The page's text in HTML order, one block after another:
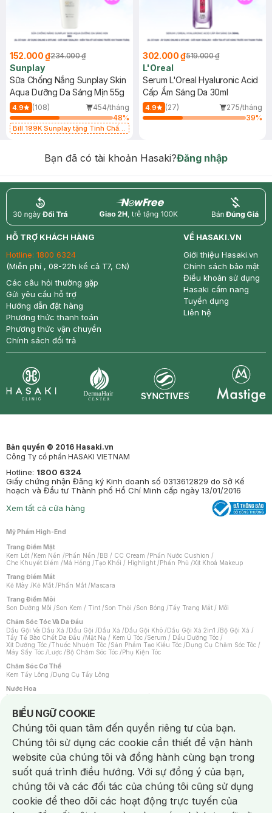
152.000 ₫234.000 ₫
Sunplay
Sữa Chống Nắng Sunplay Skin
Aqua Dưỡng Da Sáng Mịn 55g
4.9 (108)
454/tháng
48%
Bill 199K Sunplay tặng Tinh Chất
302.000 ₫519.000 ₫
L'Oreal
Serum L'Oreal Hyaluronic Acid
Cấp Ẩm Sáng Da 30ml
4.9 (27)
275/tháng
39%
Bạn đã có tài khoản Hasaki?Đăng nhập
return nowfree price
HỖ TRỢ KHÁCH HÀNG
Hotline: 1800 6324
(Miễn phí , 08-22h kể cả T7, CN)
Các câu hỏi thường gặp
Gửi yêu cầu hỗ trợ
Hướng dẫn đặt hàng
Phương thức thanh toán
Phương thức vận chuyển
Chính sách đổi trả
VỀ HASAKI.VN
Giới thiệu Hasaki.vn
Chính sách bảo mật
Điều khoản sử dụng
Hasaki cẩm nang
Tuyển dụng
Liên hệ
Bản quyền © 2016 Hasaki.vn
Công Ty cổ phần HASAKI VIETNAM
Hotline: 1800 6324
Giấy chứng nhận Đăng ký Kinh doanh số 0313612829 do Sở Kế
hoạch và Đầu tư Thành phố Hồ Chí Minh cấp ngày 13/01/2016
Xem tất cả cửa hàng
Mỹ Phẩm High-End
Trang Điểm Mặt
Kem Lót /Kem Nền /Phấn Nền /BB / CC Cream /Phấn Nước Cushion /
Che Khuyết Điểm /Má Hồng /Tạo Khối / Highlight /Phấn Phủ /Xịt Khoá Makeup
Trang Điểm Mắt
Kẻ Mày /Kẻ Mắt /Phấn Mắt /Mascara
Trang Điểm Môi
Son Dưỡng Môi /Son Kem / Tint /Son Thỏi /Son Bóng /Tẩy Trang Mắt / Môi
Chăm Sóc Tóc Và Da Đầu
Dầu Gội Và Dầu Xả /Dầu Gội /Dầu Xả /Dầu Gội Khô /Dầu Gội Xả 2in1 /Bộ Gội Xả /
Tẩy Tế Bào Chết Da Đầu /Mặt Nạ / Kem Ủ Tóc /Serum / Dầu Dưỡng Tóc /
Xịt Dưỡng Tóc /Thuốc Nhuộm Tóc /Sản Phẩm Tạo Kiểu Tóc /Dụng Cụ Chăm Sóc Tóc /
Máy Sấy Tóc /Lược /Bộ Chăm Sóc Tóc /Phụ Kiện Tóc
Chăm Sóc Cơ Thể
Kem Tẩy Lông /Dụng Cụ Tẩy Lông
Nước Hoa
Nước Hoa Nữ
Chăm Sóc Cá Nhân
Chống Muỗi /Khẩu Trang /Máy Massage/Mặt Nạ Xông Hơi /Nước Rửa Tay/
Sản Phẩm Chăm Sóc Khác /Bàn Chải Đánh Răng /Bàn Chải Điện/
Hỗ Trợ Trắng Răng/Kem Đánh Răng /Máy Tăm Nước/ Nước Súc Miệng/
Tăm / Chỉ Nha Khoa/ Xịt Thơm Miệng / Dung Dịch Vệ Sinh/Dưỡng Vùng Kín/
Khăn Ướt Vệ Sinh Vùng Kín/Băng Vệ Sinh/Tampon/Bọt Cạo Râu /Dao Cạo Râu/
Máy Cạo Râu
Vấn Đề Về Da
Da Dầu / Lỗ Chân Lông To/ Da Khô / Mất Nước/ Da Lão Hóa/ Da Mụn/
Da Nhạy Cảm / Kích Ứng
Da Xỉn Màu Thâm / Nám / Tàn Nhang
Quầng Thâm & Bọng Mắt /Sẹo /Viêm Da Cơ Địa
BIỂU NGỮ COOKIE
Notice about cookies usage
Chúng tôi quan tâm đến quyền riêng tư của bạn.
Chúng tôi sử dụng các cookie cần thiết để vận hành
website của chúng tôi và đồng hành cùng bạn trong
suốt quá trình điều hướng. Với sự đồng ý của bạn,
chúng tôi và các đối tác của chúng tôi cũng sử dụng
cookie để theo dõi các hoạt động trực tuyến của